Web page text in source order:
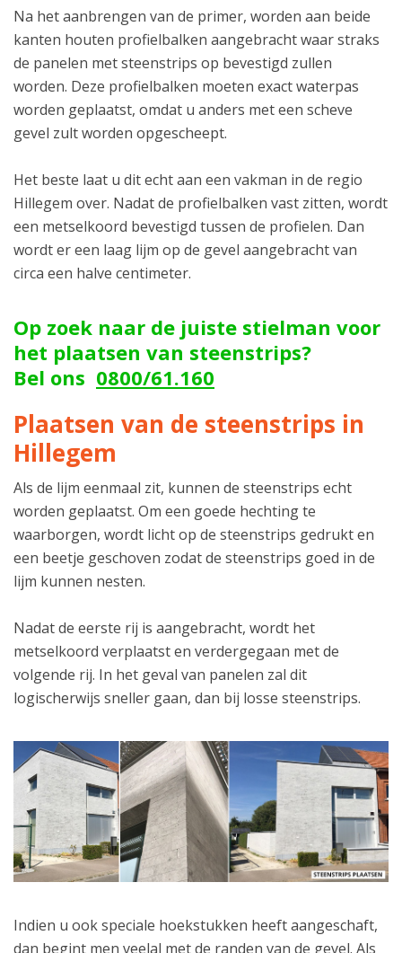
Na het aanbrengen van de primer, worden aan beide
kanten houten profielbalken aangebracht waar straks
de panelen met steenstrips op bevestigd zullen
worden. Deze profielbalken moeten exact waterpas
worden geplaatst, omdat u anders met een scheve
gevel zult worden opgescheept.
Het beste laat u dit echt aan een vakman in de regio
Hillegem over. Nadat de profielbalken vast zitten, wordt
een metselkoord bevestigd tussen de profielen. Dan
wordt er een laag lijm op de gevel aangebracht van
circa een halve centimeter.
Op zoek naar de juiste stielman voor
het plaatsen van steenstrips?
Bel ons 0800/61.160
Plaatsen van de steenstrips in
Hillegem
Als de lijm eenmaal zit, kunnen de steenstrips echt
worden geplaatst. Om een goede hechting te
waarborgen, wordt licht op de steenstrips gedrukt en
een beetje geschoven zodat de steenstrips goed in de
lijm kunnen nesten.
Nadat de eerste rij is aangebracht, wordt het
metselkoord verplaatst en verdergegaan met de
volgende rij. In het geval van panelen zal dit
logischerwijs sneller gaan, dan bij losse steenstrips.
Indien u ook speciale hoekstukken heeft aangeschaft,
dan begint men veelal met de randen van de gevel. Als